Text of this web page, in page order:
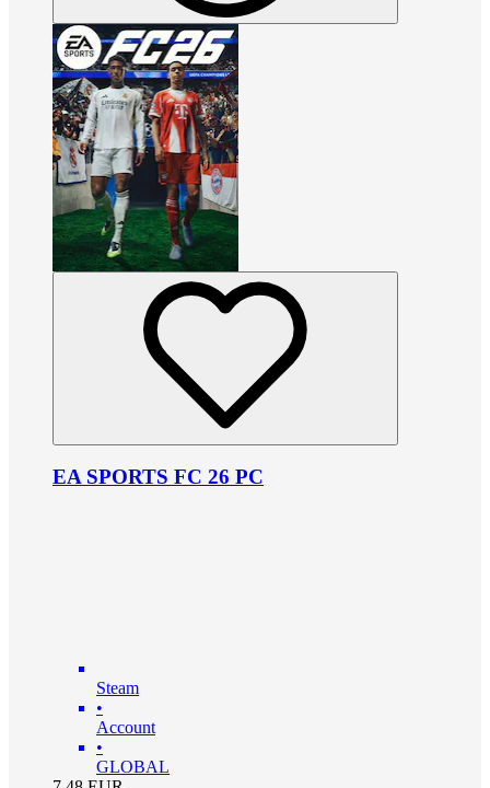
EA SPORTS FC 26 PC
Steam
•
Account
•
GLOBAL